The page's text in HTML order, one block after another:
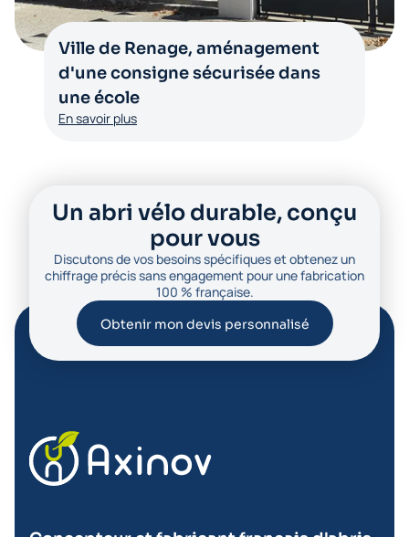
Ville de Renage, aménagement
d'une consigne sécurisée dans
une école
En savoir plus
Un abri vélo durable, conçu
pour vous
Discutons de vos besoins spécifiques et obtenez un
chiffrage précis sans engagement pour une fabrication
100 % française.
Obtenir mon devis personnalisé